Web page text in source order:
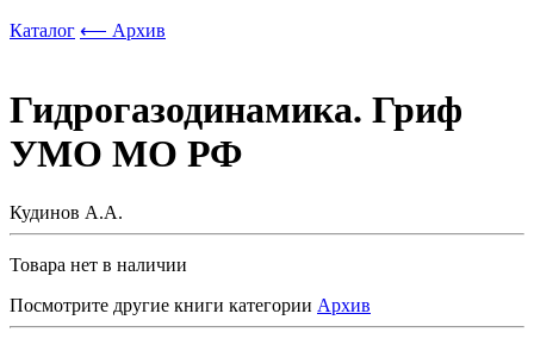
Каталог ⟵ Архив
Гидрогазодинамика. Гриф
УМО МО РФ
Кудинов А.А.
Товара нет в наличии
Посмотрите другие книги категории Архив